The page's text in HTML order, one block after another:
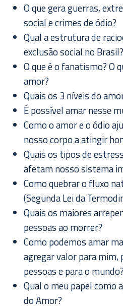
O que gera guerras,
social e crimes de ódio?​
Qual a estrutura de
exclusão social no Brasil?​
O que é o fanatismo? O
amor?​
Quais os 3 níveis do
É possível amar nesse
Como o amor e o ódio
nosso corpo a atingir
Quais os tipos de
afetam nosso sistema
Como quebrar o fluxo
(Segunda Lei da
Quais os maiores
pessoas ao morrer?​
Como podemos amar
agregar valor para mim,
pessoas e para o
Qual o meu papel como
do Amor?